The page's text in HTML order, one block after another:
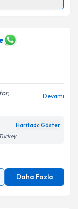
ile
belirtilen
Devamı
Haritada Göster
Daha Fazla